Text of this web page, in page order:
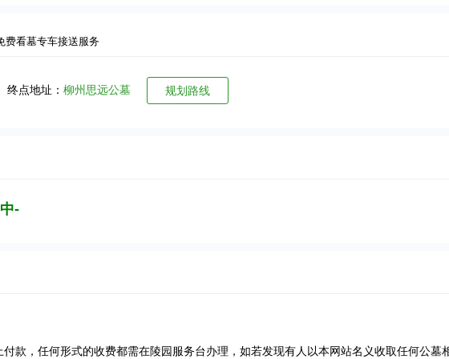
费看墓专车接送服务
终点地址： 柳州思远公墓 规划路线
-
款，任何形式的收费都需在陵园服务台办理，如若发现有人以本网站名义收取任何公墓